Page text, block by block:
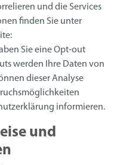
und die Services
finden Sie unter
Sie eine Opt-out
werden Ihre Daten von
dieser Analyse
informieren.
und